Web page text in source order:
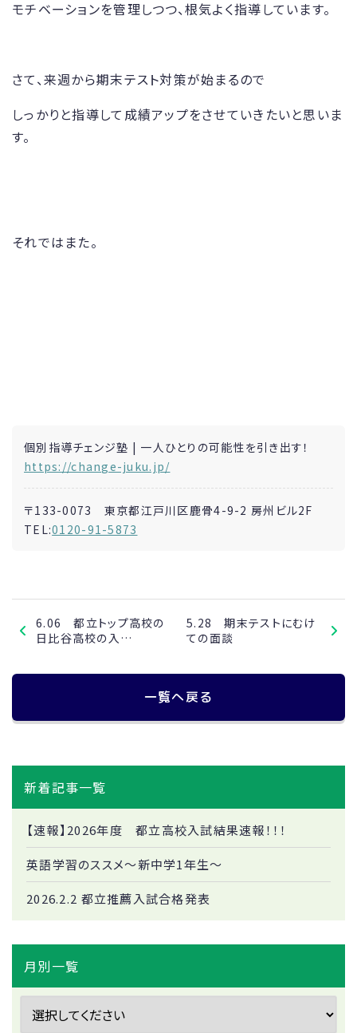
モチベーションを管理しつつ、根気よく指導しています。
さて、来週から期末テスト対策が始まるので
しっかりと指導して成績アップをさせていきたいと思いま
す。
それではまた。
個別指導チェンジ塾 | 一人ひとりの可能性を引き出す！
https://change-juku.jp/
〒133-0073 東京都江戸川区鹿骨4-9-2 房州ビル2F
TEL:0120-91-5873
6.06 都立トップ高校の
日比谷高校の入…
5.28 期末テストにむけ
ての面談
一覧へ戻る
新着記事一覧
【速報】2026年度 都立高校入試結果速報！！！
英語学習のススメ～新中学1年生～
2026.2.2 都立推薦入試合格発表
月別一覧